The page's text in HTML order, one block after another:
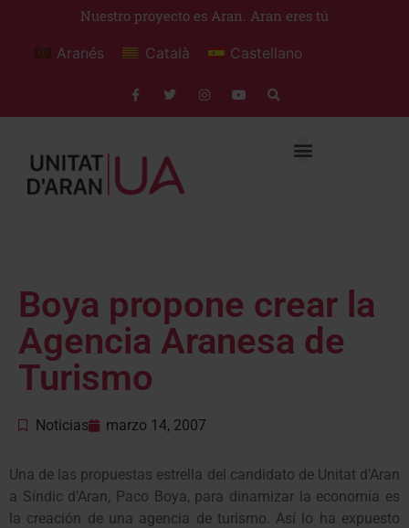
Nuestro proyecto es Aran. Aran eres tú
Aranés Català Castellano
Boya propone crear la
Agencia Aranesa de
Turismo
Noticias marzo 14, 2007
Una de las propuestas estrella del candidato de Unitat d’Aran
a Síndic d’Aran, Paco Boya, para dinamizar la economía es
la creación de una agencia de turismo. Así lo ha expuesto